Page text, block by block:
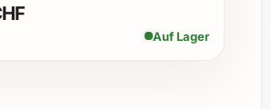
veganen Gerichten wie
geröstetem Gemüse oder
Auf Lager